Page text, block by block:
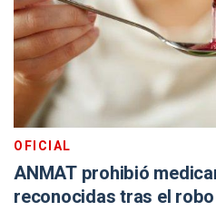
OFICIAL
ANMAT prohibió
reconocidas tras el